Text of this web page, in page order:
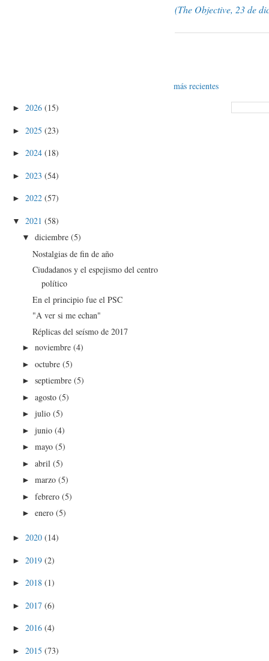
(The Objective, 23 de
más recientes
► 2026 (15)
► 2025 (23)
► 2024 (18)
► 2023 (54)
► 2022 (57)
▼ 2021 (58)
▼diciembre(5)
Nostalgias de fin de año
Ciudadanos y el espejismo del centro
político
En el principio fue el PSC
"A ver si me echan"
Réplicas del seísmo de 2017
►noviembre(4)
►octubre(5)
►septiembre(5)
►agosto(5)
►julio(5)
►junio(4)
►mayo(5)
►abril(5)
►marzo(5)
►febrero(5)
►enero(5)
► 2020 (14)
► 2019 (2)
► 2018 (1)
► 2017 (6)
► 2016 (4)
► 2015 (73)